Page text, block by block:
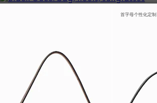
首字母个性化定制